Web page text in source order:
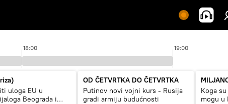
18:00 19:00
uloga EU u
Beograda i
OD ČETVRTKA DO ČETVRTKA
Putinov novi vojni kurs - Rusija
gradi armiju budućnosti
Koga
mogu u